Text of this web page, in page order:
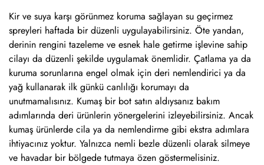
Kir ve suya karşı görünmez koruma sağlayan su geçirmez
spreyleri haftada bir düzenli uygulayabilirsiniz. Öte yandan,
derinin rengini tazeleme ve esnek hale getirme işlevine sahip
cilayı da düzenli şekilde uygulamak önemlidir. Çatlama ya da
kuruma sorunlarına engel olmak için deri nemlendirici ya da
yağ kullanarak ilk günkü canlılığı korumayı da
unutmamalısınız. Kumaş bir bot satın aldıysanız bakım
adımlarında deri ürünlerin yönergelerini izleyebilirsiniz. Ancak
kumaş ürünlerde cila ya da nemlendirme gibi ekstra adımlara
ihtiyacınız yoktur. Yalnızca nemli bezle düzenli olarak silmeye
ve havadar bir bölgede tutmaya özen göstermelisiniz.